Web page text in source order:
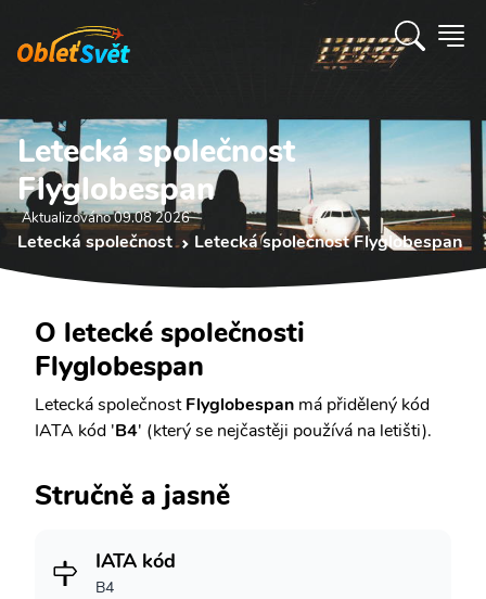
Letecká společnost
Flyglobespan
Aktualizováno 09.08 2026
Letecká společnost Letecká společnost Flyglobespan
O letecké společnosti
Flyglobespan
Letecká společnostFlyglobespan má přidělený kód
IATA kód 'B4' (který se nejčastěji používá na letišti).
Stručně a jasně
IATA kód
B4